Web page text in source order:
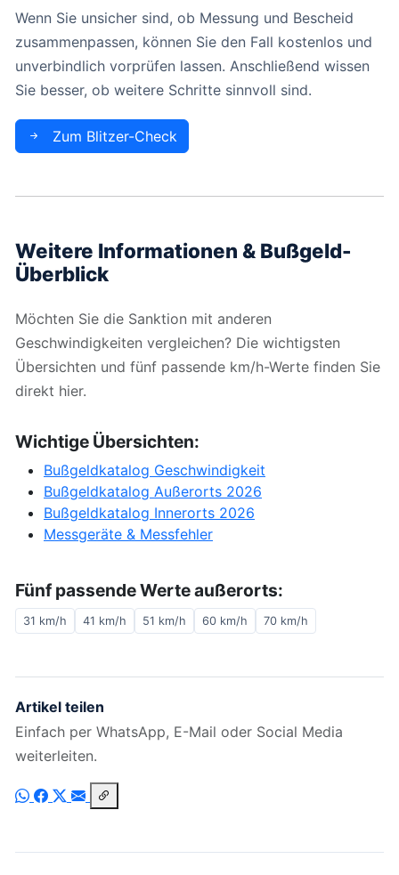
Wenn Sie unsicher sind, ob Messung und Bescheid
zusammenpassen, können Sie den Fall kostenlos und
unverbindlich vorprüfen lassen. Anschließend wissen
Sie besser, ob weitere Schritte sinnvoll sind.
Zum Blitzer-Check
Weitere Informationen & Bußgeld-
Überblick
Möchten Sie die Sanktion mit anderen
Geschwindigkeiten vergleichen? Die wichtigsten
Übersichten und fünf passende km/h-Werte finden Sie
direkt hier.
Wichtige Übersichten:
Bußgeldkatalog Geschwindigkeit
Bußgeldkatalog Außerorts 2026
Bußgeldkatalog Innerorts 2026
Messgeräte & Messfehler
Fünf passende Werte außerorts:
31 km/h 41 km/h 51 km/h 60 km/h 70 km/h
Artikel teilen
Einfach per WhatsApp, E-Mail oder Social Media
weiterleiten.